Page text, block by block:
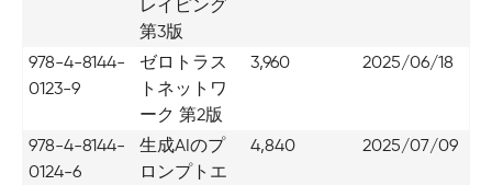
レイピング
第3版
978-4-8144-
0123-9
ゼロトラス
トネットワ
ーク 第2版
3,960 2025/06/18
978-4-8144-
0124-6
生成AIのプ
ロンプトエ
4,840 2025/07/09